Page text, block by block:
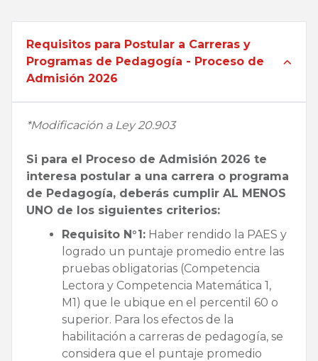
Requisitos para Postular a Carreras y
Programas de Pedagogía - Proceso de
Admisión 2026
*Modificación a Ley 20.903
Si para el Proceso de Admisión 2026 te
interesa postular a una carrera o programa
de Pedagogía, deberás cumplir AL MENOS
UNO de los siguientes criterios:
Requisito N°1: Haber rendido la PAES y
logrado un puntaje promedio entre las
pruebas obligatorias (Competencia
Lectora y Competencia Matemática 1,
M1) que le ubique en el percentil 60 o
superior. Para los efectos de la
habilitación a carreras de pedagogía, se
considera que el puntaje promedio